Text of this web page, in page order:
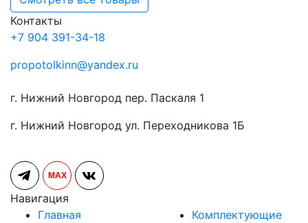
Контакты
+7 904 391-34-18
propotolkinn@yandex.ru
г. Нижний Новгород пер. Паскаля 1
г. Нижний Новгород ул. Переходникова 1Б
MAX
Навигация
Главная
Комплектующие